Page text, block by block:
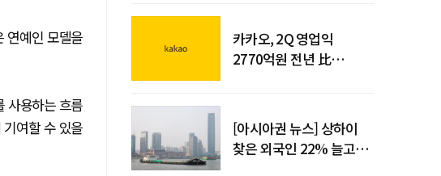
연예인 모델을
사용하는 흐름
여할 수 있을
카카오, 2Q 영업익
2770억원 전년 比
[아시아권 뉴스] 상하이
찾은 외국인 22% 늘고